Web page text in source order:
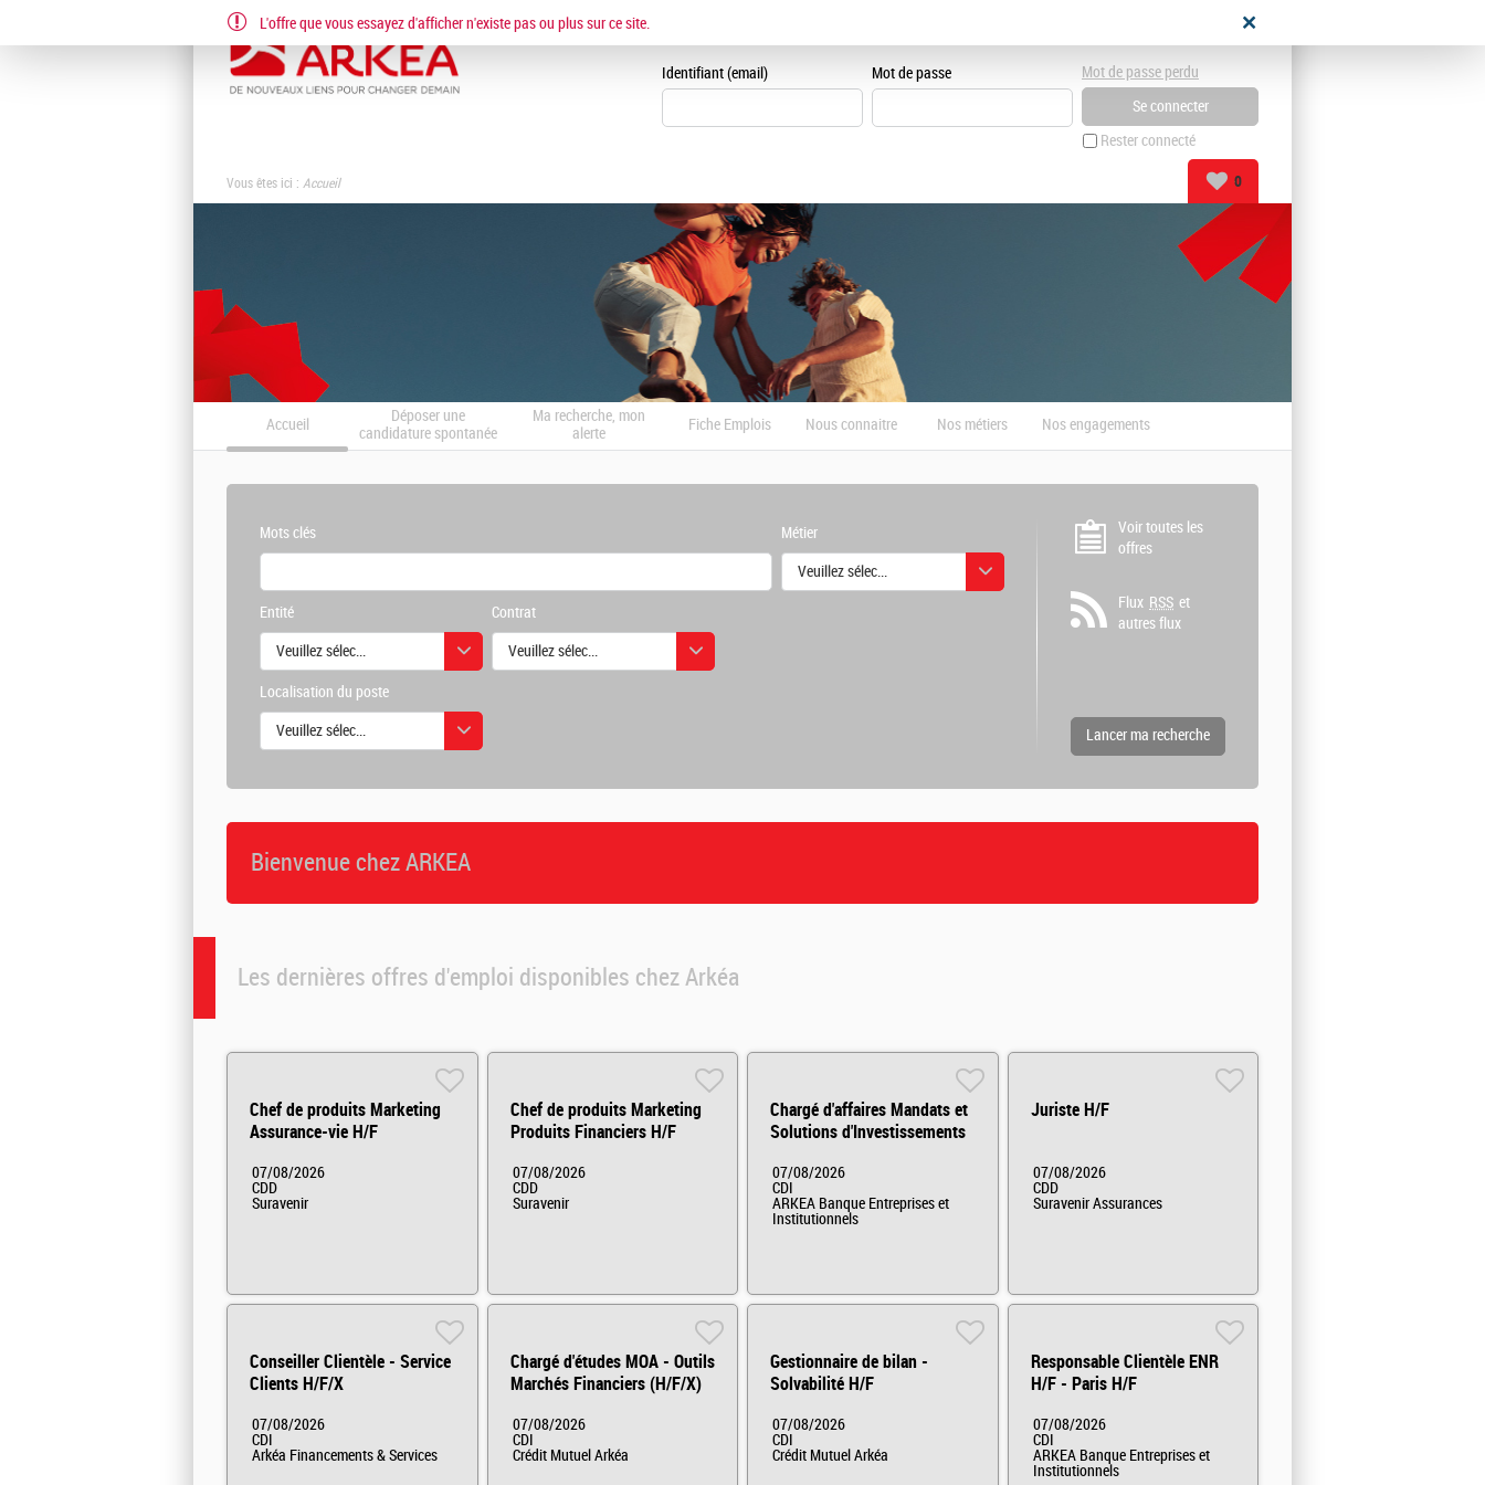
Identifiant (email) Mot de passe
Rester connecté
Mot de passe perdu
Vous êtes ici : Accueil 0
Accueil
Déposer une
candidature spontanée
Ma recherche, mon
alerte
Fiche Emplois Nous connaitre Nos métiers Nos engagements
Mots clés Métier
Veuillez sélectionner une ou des valeurs
Entité
Veuillez sélectionner une ou des valeurs
Contrat
Veuillez sélectionner une ou des valeurs
Localisation du poste
Veuillez sélectionner une ou des valeurs
Voir toutes les
offres
Flux RSS et
autres flux
L'offre que vous essayez d'afficher n'existe pas ou plus sur ce site.
Bienvenue chez ARKEA
Les dernières offres d'emploi disponibles chez Arkéa
Chef de produits Marketing
Assurance-vie H/F
07/08/2026
CDD
Suravenir
Chef de produits Marketing
Produits Financiers H/F
07/08/2026
CDD
Suravenir
Chargé d'affaires Mandats et
Solutions d'Investissements
07/08/2026
CDI
ARKEA Banque Entreprises et
Institutionnels
Juriste H/F
07/08/2026
CDD
Suravenir Assurances
Conseiller Clientèle - Service
Clients H/F/X
07/08/2026
CDI
Arkéa Financements & Services
Chargé d'études MOA - Outils
Marchés Financiers (H/F/X)
07/08/2026
CDI
Crédit Mutuel Arkéa
Gestionnaire de bilan -
Solvabilité H/F
07/08/2026
CDI
Crédit Mutuel Arkéa
Responsable Clientèle ENR
H/F - Paris H/F
07/08/2026
CDI
ARKEA Banque Entreprises et
Institutionnels